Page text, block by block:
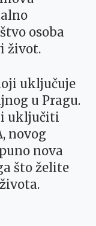
osoba
život.
uključuje
u Pragu.
i uključiti
novog
nova
što želite